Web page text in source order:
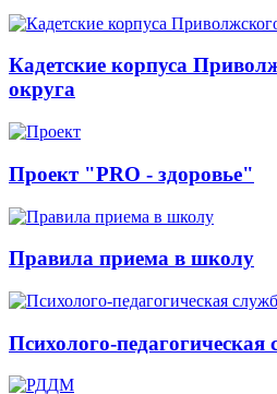
Кадетские корпуса
округа
Проект "PRO - здоровье"
Правила приема в школу
Психолого-педагогическая